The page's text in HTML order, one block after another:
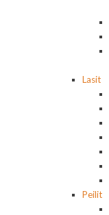
Lasit
Peilit